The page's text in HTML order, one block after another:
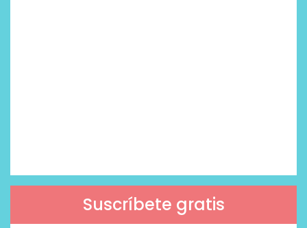
Suscríbete gratis